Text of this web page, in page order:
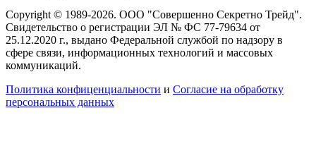
Copyright © 1989-2026. ООО "Совершенно Секретно Трейд".
Свидетельство о регистрации ЭЛ № ФС 77-79634 от
25.12.2020 г., выдано Федеральной службой по надзору в
сфере связи, информационных технологий и массовых
коммуникаций.
Политика конфиценциальности и Согласие на обработку
персональных данных